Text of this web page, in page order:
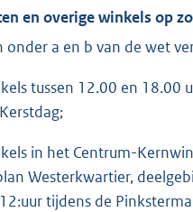
en overige winkels op
a en b van de wet
tussen 12.00 en 18.00
in het Centrum-
Westerkwartier,
tijdens de